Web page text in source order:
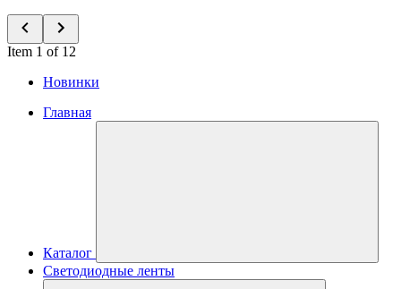
Item 1 of 12
Новинки
Главная
Каталог
Светодиодные ленты